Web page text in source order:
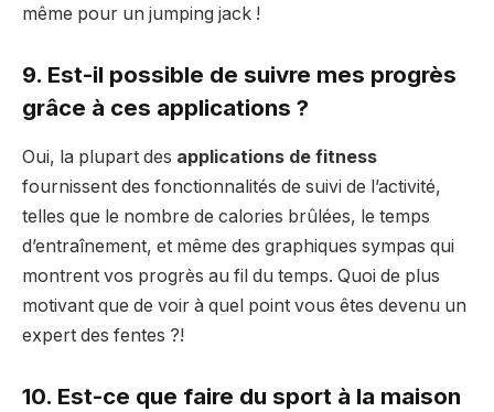
même pour un jumping jack !
9. Est-il possible de suivre mes progrès
grâce à ces applications ?
Oui, la plupart des applications de fitness
fournissent des fonctionnalités de suivi de l’activité,
telles que le nombre de calories brûlées, le temps
d’entraînement, et même des graphiques sympas qui
montrent vos progrès au fil du temps. Quoi de plus
motivant que de voir à quel point vous êtes devenu un
expert des fentes ?!
10. Est-ce que faire du sport à la maison